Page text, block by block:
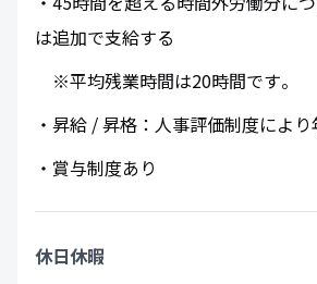
は追加で支給する
※平均残業時間は20時間です​。
・昇給 / 昇格：人事評価制度によ
・賞与制度あり
休日休暇